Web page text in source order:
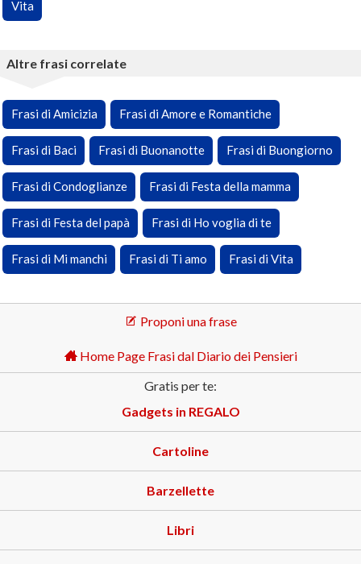
Vita
Altre frasi correlate
Frasi di Amicizia Frasi di Amore e Romantiche
Frasi di Baci Frasi di Buonanotte Frasi di Buongiorno
Frasi di Condoglianze Frasi di Festa della mamma
Frasi di Festa del papà Frasi di Ho voglia di te
Frasi di Mi manchi Frasi di Ti amo Frasi di Vita
Proponi una frase
Home Page Frasi dal Diario dei Pensieri
Gratis per te:
Gadgets in REGALO
Cartoline
Barzellette
Libri